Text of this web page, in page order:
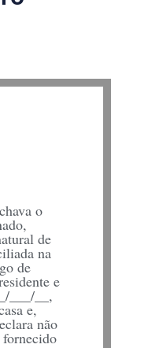
o
de
na
de
e
___/__,
e,
não
fornecido